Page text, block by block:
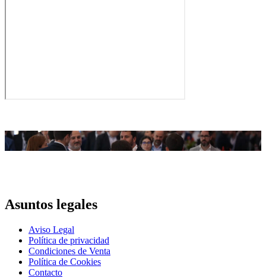
Asuntos legales
Aviso Legal
Política de privacidad
Condiciones de Venta
Polí­tica de Cookies
Contacto